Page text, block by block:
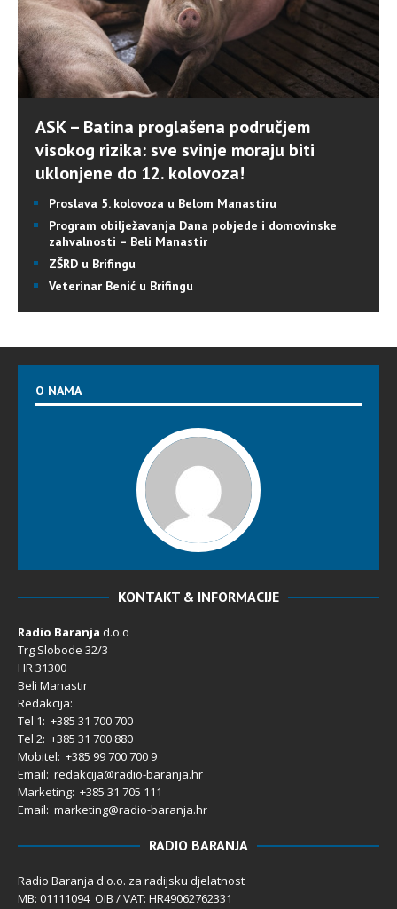
ASK – Batina proglašena područjem
visokog rizika: sve svinje moraju biti
uklonjene do 12. kolovoza!
Proslava 5. kolovoza u Belom Manastiru
Program obilježavanja Dana pobjede i domovinske
zahvalnosti – Beli Manastir
ZŠRD u Brifingu
Veterinar Benić u Brifingu
O NAMA
KONTAKT & INFORMACIJE
Radio Baranja d.o.o
Trg Slobode 32/3
HR 31300
Beli Manastir
Redakcija:
Tel 1: +385 31 700 700
Tel 2: +385 31 700 880
Mobitel: +385 99 700 700 9
Email: redakcija@radio-baranja.hr
Marketing: +385 31 705 111
Email: marketing@radio-baranja.hr
RADIO BARANJA
Radio Baranja d.o.o. za radijsku djelatnost
MB: 01111094 OIB / VAT: HR49062762331